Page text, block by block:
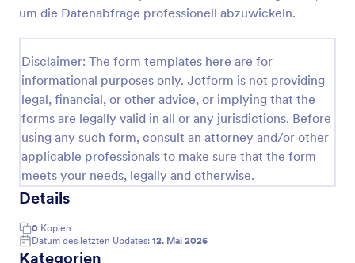
um die Datenabfrage professionell abzuwickeln.
Disclaimer: The form templates here are for
informational purposes only. Jotform is not providing
legal, financial, or other advice, or implying that the
forms are legally valid in all or any jurisdictions. Before
using any such form, consult an attorney and/or other
applicable professionals to make sure that the form
meets your needs, legally and otherwise.
Details
0 Kopien
Datum des letzten Updates: 12. Mai 2026
Kategorien
Sie die Datenerfassung und jede Formular-Antwort
zentral mit Jotform.
Go to Category:
Formulare für die Immobilienverwaltung
Vorlage verwenden
Vorschau